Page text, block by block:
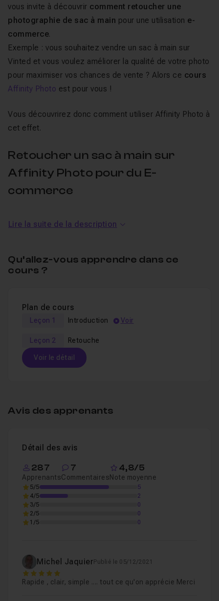
vous invite à découvrir comment retoucher une
photographie de sac à main pour une utilisation e-
commerce.
Exemple : vous souhaitez vendre un sac à main sur
Vinted et vous voulez améliorer la qualité de votre photo
pour maximiser vos chances de vente ? Alors ce cours
Affinity Photo est pour vous !
Vous découvrirez donc comment utiliser Affinity Photo à
cet effet.
Retoucher un sac à main sur
Affinity Photo pour du E-
commerce
Le détourage,
Les calques de réglage,
photo de produit
donc plus efficace pour une
Une sectionEntraideest disponible pour toutes
fin de formation
Lire la suite de la description
Qu’allez-vous apprendre dans ce
cours ?
Plan de cours
Leçon 1 Introduction Voir
Leçon 2 Retouche
Voir le détail
Leçon 2 Retouche 08m35
Avis des apprenants
Détail des avis
287
Apprenants
7
Commentaires
4,8/5
Note moyenne
5/5
5
4/5
2
3/5
0
2/5
0
1/5
0
Michel Jaquier Publié le 05/12/2021
5
Rapide , clair, simple .... tout ce qu'on apprécie Merci